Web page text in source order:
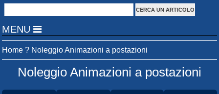
MENU
Home ? Noleggio Animazioni a postazioni
Noleggio Animazioni a postazioni